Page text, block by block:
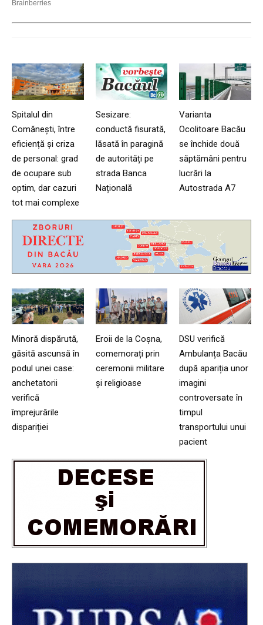
Spitalul din
Comănești, între
eficiență și criza
de personal: grad
de ocupare sub
optim, dar cazuri
tot mai complexe
Sesizare:
conductă fisurată,
lăsată în paragină
de autorități pe
strada Banca
Națională
Varianta
Ocolitoare Bacău
se închide două
săptămâni pentru
lucrări la
Autostrada A7
Minoră dispărută,
găsită ascunsă în
podul unei case:
anchetatorii
verifică
împrejurările
dispariției
Eroii de la Coșna,
comemorați prin
ceremonii militare
și religioase
DSU verifică
Ambulanța Bacău
după apariția unor
imagini
controversate în
timpul
transportului unui
pacient